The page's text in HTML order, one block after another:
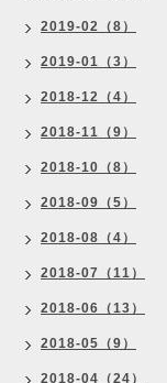
2019-02（8）
2019-01（3）
2018-12（4）
2018-11（9）
2018-10（8）
2018-09（5）
2018-08（4）
2018-07（11）
2018-06（13）
2018-05（9）
2018-04（24）